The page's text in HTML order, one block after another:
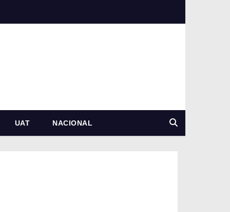
UAT NACIONAL